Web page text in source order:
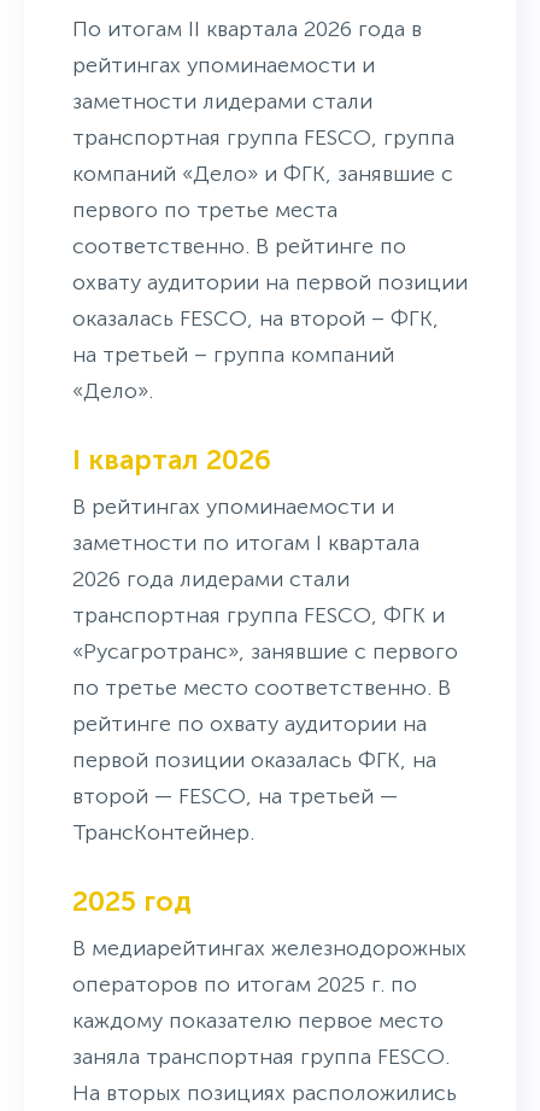
По итогам II квартала 2026 года в
рейтингах упоминаемости и
заметности лидерами стали
транспортная группа FESCO, группа
компаний «Дело» и ФГК, занявшие с
первого по третье места
соответственно. В рейтинге по
охвату аудитории на первой позиции
оказалась FESCO, на второй – ФГК,
на третьей – группа компаний
«Дело».
I квартал 2026
В рейтингах упоминаемости и
заметности по итогам I квартала
2026 года лидерами стали
транспортная группа FESCO, ФГК и
«Русагротранс», занявшие с первого
по третье место соответственно. В
рейтинге по охвату аудитории на
первой позиции оказалась ФГК, на
второй — FESCO, на третьей —
ТрансКонтейнер.
2025 год
В медиарейтингах железнодорожных
операторов по итогам 2025 г. по
каждому показателю первое место
заняла транспортная группа FESCO.
На вторых позициях расположились